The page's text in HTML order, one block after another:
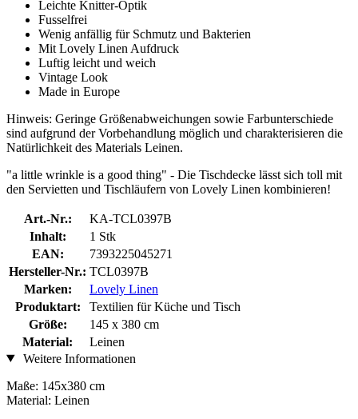
Leichte Knitter-Optik
Fusselfrei
Wenig anfällig für Schmutz und Bakterien
Mit Lovely Linen Aufdruck
Luftig leicht und weich
Vintage Look
Made in Europe
Hinweis: Geringe Größenabweichungen sowie Farbunterschiede
sind aufgrund der Vorbehandlung möglich und charakterisieren die
Natürlichkeit des Materials Leinen.
"a little wrinkle is a good thing" - Die Tischdecke lässt sich toll mit
den Servietten und Tischläufern von Lovely Linen kombinieren!
Art.-Nr.:
KA-TCL0397B
Inhalt:
1 Stk
EAN:
7393225045271
Hersteller-Nr.: TCL0397B
Marken:
Lovely Linen
Produktart:
Textilien für Küche und Tisch
Größe:
145 x 380 cm
Material:
Leinen
Weitere Informationen
Maße: 145x380 cm
Material: Leinen